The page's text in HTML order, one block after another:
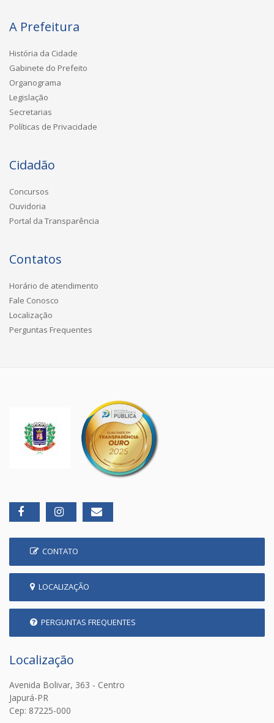
A Prefeitura
História da Cidade
Gabinete do Prefeito
Organograma
Legislação
Secretarias
Políticas de Privacidade
Cidadão
Concursos
Ouvidoria
Portal da Transparência
Contatos
Horário de atendimento
Fale Conosco
Localização
Perguntas Frequentes
CONTATO
LOCALIZAÇÃO
PERGUNTAS FREQUENTES
Localização
Avenida Bolivar, 363 - Centro
Japurá-PR
Cep: 87225-000